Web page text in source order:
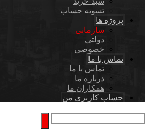
تسویه حساب
پروژه ها
سازمانی
دولتی
خصوصی
تماس با ما
تماس با ما
درباره ما
همکاران ما
حساب کاربری من